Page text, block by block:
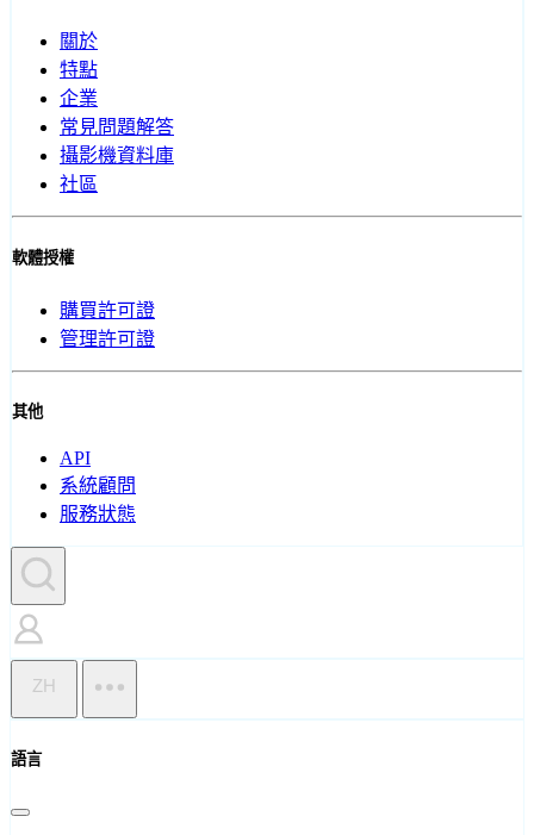
關於
特點
企業
常見問題解答
攝影機資料庫
社區
軟體授權
購買許可證
管理許可證
其他
API
系統顧問
服務狀態
ZH
語言